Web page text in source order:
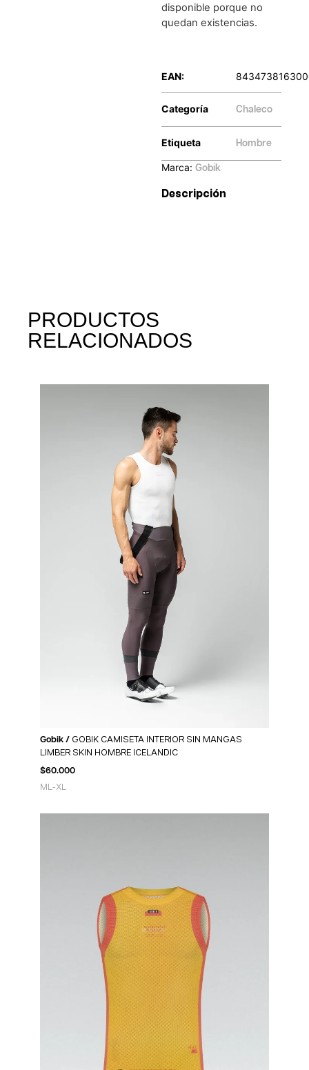
disponible porque no
quedan existencias.
EAN:
Categoría Chaleco
Etiqueta Hombre
Marca: Gobik
Descripción
PRODUCTOS
RELACIONADOS
Gobik / GOBIK CAMISETA INTERIOR SIN MANGAS
LIMBER SKIN HOMBRE ICELANDIC
$60.000
M L-XL